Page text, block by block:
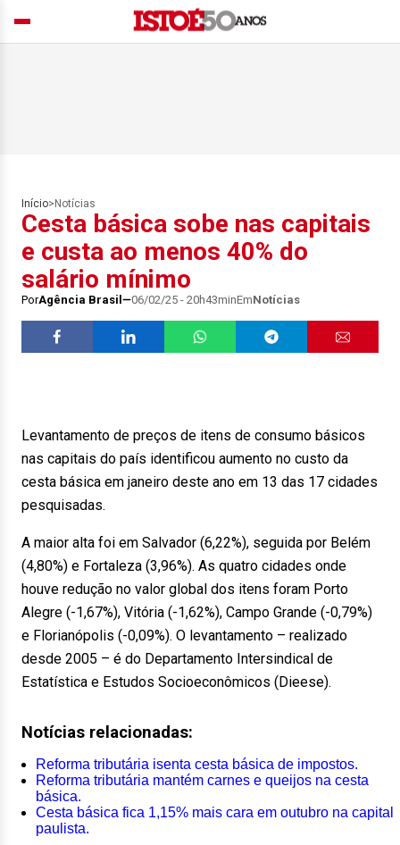
Início> Notícias
Cesta básica sobe nas capitais
e custa ao menos 40% do
salário mínimo
PorAgência Brasil 06/02/25 - 20h43minEmNotícias
Levantamento de preços de itens de consumo básicos
nas capitais do país identificou aumento no custo da
cesta básica em janeiro deste ano em 13 das 17 cidades
pesquisadas.
A maior alta foi em Salvador (6,22%), seguida por Belém
(4,80%) e Fortaleza (3,96%). As quatro cidades onde
houve redução no valor global dos itens foram Porto
Alegre (-1,67%), Vitória (-1,62%), Campo Grande (-0,79%)
e Florianópolis (-0,09%). O levantamento – realizado
desde 2005 – é do Departamento Intersindical de
Estatística e Estudos Socioeconômicos (Dieese).
Notícias relacionadas:
Reforma tributária isenta cesta básica de impostos.
Reforma tributária mantém carnes e queijos na cesta
básica.
Cesta básica fica 1,15% mais cara em outubro na capital
paulista.